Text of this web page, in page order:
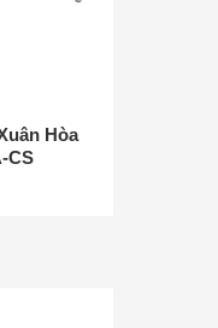
Hòa
CS